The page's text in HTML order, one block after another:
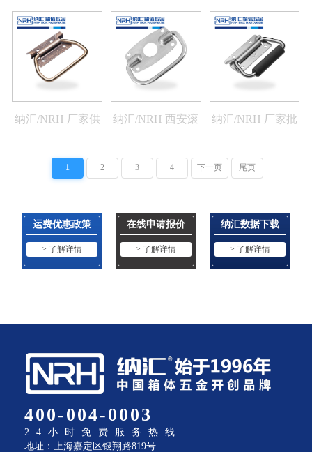
3
4220-130
4219-100
纳汇/NRH 厂家供
提手运输箱拉手
4221-86
纳汇/NRH 西安滚
4218-90
纳汇/NRH 厂家批
4251-95
1 2 3 4 下一页 尾页
运费优惠政策
> 了解详情
在线申请报价
> 了解详情
纳汇数据下载
> 了解详情
400-004-0003
24小时免费服务热线
地址：上海嘉定区银翔路819号